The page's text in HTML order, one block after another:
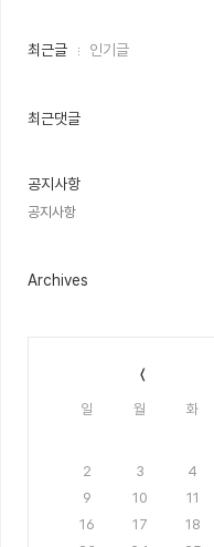
최
인
최근글 인기글
최근댓글
공지사항
공지사항
Archives
일 월 화
2
3 4
9
10 11
16
17 18